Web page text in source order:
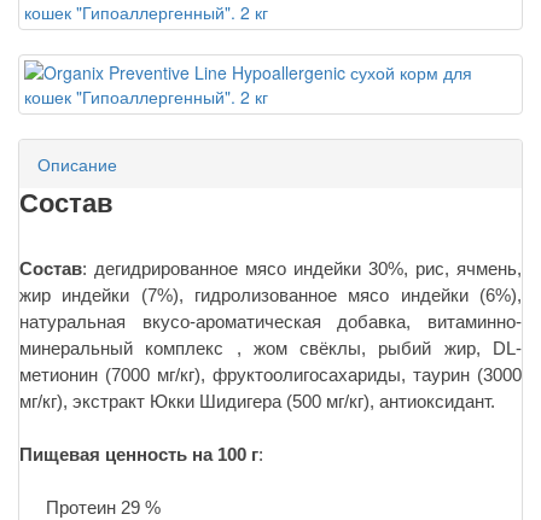
Описание
Состав
Состав: дегидрированное мясо индейки 30%, рис, ячмень,
жир индейки (7%), гидролизованное мясо индейки (6%),
натуральная вкусо-ароматическая добавка, витаминно-
минеральный комплекс , жом свёклы, рыбий жир, DL-
метионин (7000 мг/кг), фруктоолигосахариды, таурин (3000
мг/кг), экстракт Юкки Шидигера (500 мг/кг), антиоксидант.
Пищевая ценность на 100 г:
Протеин 29 %